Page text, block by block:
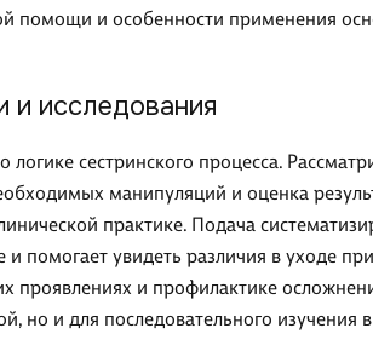
помощи и особенности применения
и исследования
логике сестринского процесса.
манипуляций и оценка
практике. Подача
помогает увидеть различия в уходе
проявлениях и профилактике
но и для последовательного